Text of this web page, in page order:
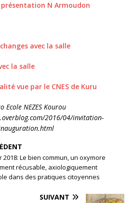
N Armoudon
avec la salle
la salle
vue par le CNES de Kuru
Ecole NEZES Kourou
2016/04/invitation-
2018: Le bien commun, un oxymore
récusable, axiologiquement
dans des pratiques citoyennes
SUIVANT